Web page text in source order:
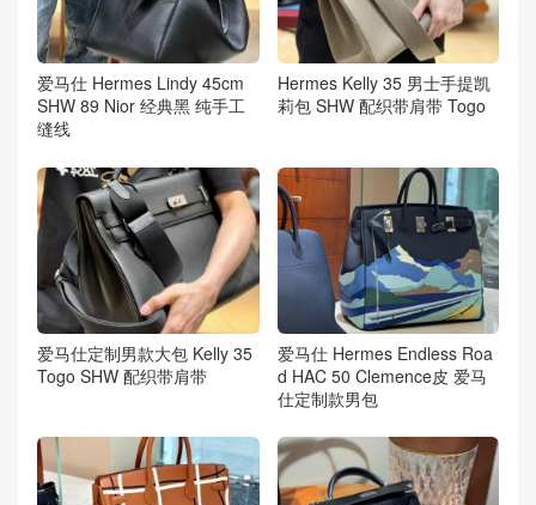
爱马仕 Hermes Lindy 45cm
SHW 89 Nior 经典黑 纯手工
缝线
Hermes Kelly 35 男士手提凯
莉包 SHW 配织带肩带 Togo
爱马仕定制男款大包 Kelly 35
Togo SHW 配织带肩带
爱马仕 Hermes Endless Roa
d HAC 50 Clemence皮 爱马
仕定制款男包